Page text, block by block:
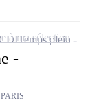
-
Temps plein
à ma sélection